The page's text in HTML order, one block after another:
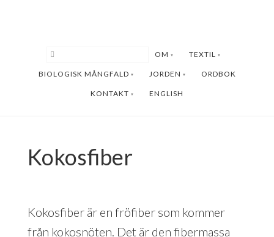
huvudinnehåll
OM TEXTIL
BIOLOGISK MÅNGFALD JORDEN ORDBOK
KONTAKT ENGLISH
Kokosfiber
Kokosfiber är en fröfiber som kommer
från kokosnöten. Det är den fibermassa